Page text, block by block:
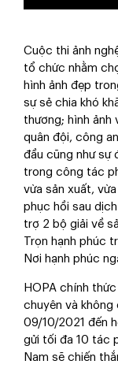
Cuộc thi ảnh
tổ chức nhằm
hình ảnh đẹp
sự sẻ chia khó
thương; hình
quân đội, công
đầu cũng như sự
trong công tác
vừa sản xuất,
phục hồi sau
trợ 2 bộ giải về
Trọn hạnh phúc
Nơi hạnh phúc
HOPA chính
chuyên và
09/10/2021 đến
gửi tối đa 10 tác
Nam sẽ chiến